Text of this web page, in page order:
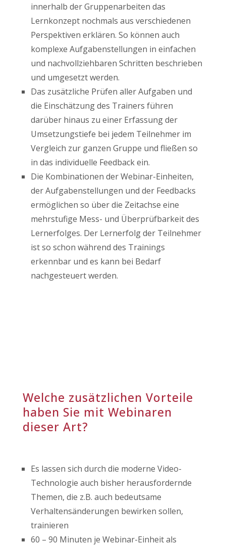
innerhalb der Gruppenarbeiten das
Lernkonzept nochmals aus verschiedenen
Perspektiven erklären. So können auch
komplexe Aufgabenstellungen in einfachen
und nachvollziehbaren Schritten beschrieben
und umgesetzt werden.
Das zusätzliche Prüfen aller Aufgaben und
die Einschätzung des Trainers führen
darüber hinaus zu einer Erfassung der
Umsetzungstiefe bei jedem Teilnehmer im
Vergleich zur ganzen Gruppe und fließen so
in das individuelle Feedback ein.
Die Kombinationen der Webinar-Einheiten,
der Aufgabenstellungen und der Feedbacks
ermöglichen so über die Zeitachse eine
mehrstufige Mess- und Überprüfbarkeit des
Lernerfolges. Der Lernerfolg der Teilnehmer
ist so schon während des Trainings
erkennbar und es kann bei Bedarf
nachgesteuert werden.
Welche zusätzlichen Vorteile
haben Sie mit Webinaren
dieser Art?
Es lassen sich durch die moderne Video-
Technologie auch bisher herausfordernde
Themen, die z.B. auch bedeutsame
Verhaltensänderungen bewirken sollen,
trainieren
60 – 90 Minuten je Webinar-Einheit als